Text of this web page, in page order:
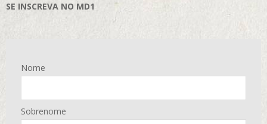
SE INSCREVA NO MD1
Nome
Sobrenome